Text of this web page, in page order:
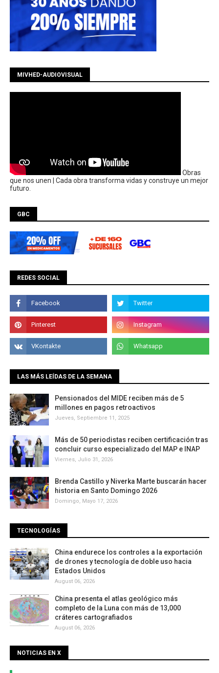
MIVHED-AUDIOVISUAL
Obras
que nos unen | Cada obra transforma vidas y construye un mejor
futuro.
GBC
REDES SOCIAL
LAS MÁS LEÍDAS DE LA SEMANA
Pensionados del MIDE reciben más de 5
millones en pagos retroactivos
Jueves, Septiembre 11, 2025
Más de 50 periodistas reciben certificación tras
concluir curso especializado del MAP e INAP
Viernes, Julio 31, 2026
Brenda Castillo y Niverka Marte buscarán hacer
historia en Santo Domingo 2026
Domingo, Mayo 17, 2026
TECNOLOGÍAS
China endurece los controles a la exportación
de drones y tecnología de doble uso hacia
Estados Unidos
August 06, 2026
China presenta el atlas geológico más
completo de la Luna con más de 13,000
cráteres cartografiados
August 06, 2026
NOTICIAS EN X